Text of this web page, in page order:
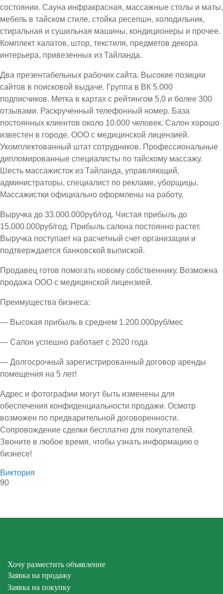
состоянии. Сауна инфракрасная, массажные столы и маты,
мебель в тайском стиле, стойка ресепшн, холодильник,
стиральная и сушильная машины, кондиционеры и прочее.
Комплект халатов, штор, текстиля, предметов декора
интерьера, привезенных из Тайланда.
Два презентабельных рабочих сайта. Высокие позиции
сайтов в поисковой выдаче. Группа в ВК 5.000
подписчиков. Метка в картах с рейтингом 5,0 и более 300
отзывами. Раскрученный телефонный номер. База
постоянных клиентов около 10.000 человек. Салон хорошо
известен в городе. ООО с медицинской лицензией.
Укомплектованный штат сотрудников. Профессиональные
дипломированные специалисты по тайскому массажу.
Шесть массажисток из Тайланда, управляющий,
администраторы, специалист по рекламе, уборщицы.
Массажистки официально оформлены на работу.
Выручка до 33.000.000руб/год. Чистая прибыль до
15.000.000руб/год. Прибыль салона постоянно растет.
Выручка поступает на расчетный счет организации и
подтверждается банковской выпиской.
Продавец готов помогать новому собственнику. Возможна
продажа ООО с медицинской лицензией.
Преимущества бизнеса:
— Высокая прибыль в среднем 1.200.000руб/мес
— Салон успешно работает с 2020 года
— Долгосрочный зарегистрированный договор аренды
помещения на 5 лет!
Адрес и фотографии могут быть изменены для
обеспечения конфиденциальности продажи. Осмотр
возможен по предварительной договоренности.
Сопровождение сделки бесплатно для покупателей.
Звоните в любое время, чтобы узнать информацию о
бизнесе!
Виктория
90
Хочу разместить объявление
Заявка на продажу
Заявка на покупку